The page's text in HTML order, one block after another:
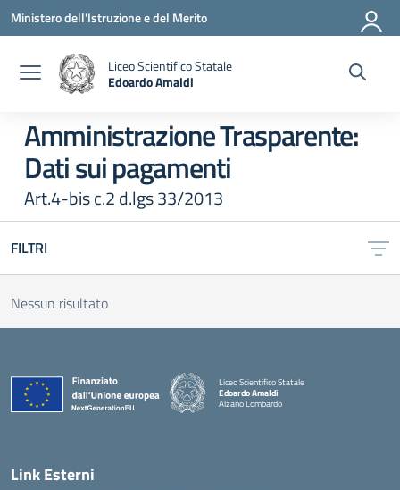
Vai ai contenuti
Vai al menu di navigazione
Vai al footer
Ministero dell'Istruzione e del Merito
Liceo Scientifico Statale
Edoardo Amaldi
Amministrazione Trasparente:
Dati sui pagamenti
Art.4-bis c.2 d.lgs 33/2013
FILTRI
Nessun risultato
Liceo Scientifico Statale
Edoardo Amaldi
Alzano Lombardo
Link Esterni